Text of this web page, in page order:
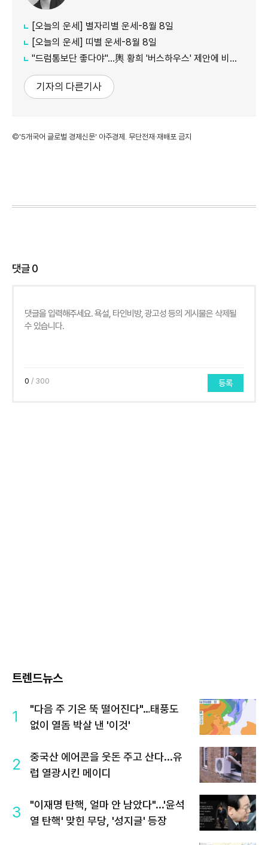
[오늘의 운세] 별자리별 운세-8월 8일
[오늘의 운세] 띠별 운세-8월 8일
"드럼통보단 좋다야"...輿 황희 '버스하우스' 제안에 비아냥 多
기자의 다른기사
©'5개국어 글로벌 경제신문' 아주경제. 무단전재·재배포 금지
댓글0
0 / 300 등록
트렌드뉴스
1
"다음 주 기온 뚝 떨어진다"…태풍도
없이 열돔 박살 낸 '이것'
2
중국산 에어콘을 웃돈 주고 산다...유
럽 열광시킨 메이디
3
"이재명 탄핵, 얼마 안 남았다"...'윤석
열 탄핵' 맞힌 무당, '성지글' 등장